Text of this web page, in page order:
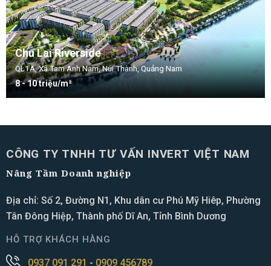
Chu Lai Riverside
QL1A, Xã Tam Anh Nam, Núi Thành, Quảng Nam
8 - 10 triệu/m²
CÔNG TY TNHH TƯ VẤN INVERT VIỆT NAM
Nâng Tầm Doanh nghiệp
Địa chỉ: Số 2, Đường N1, Khu dân cư Phú Mỹ Hiêp, Phường
Tân Đông Hiệp, Thành phố Dĩ An, Tỉnh Bình Dương
HỖ TRỢ KHÁCH HÀNG
0937 091 291 - 0909 456789